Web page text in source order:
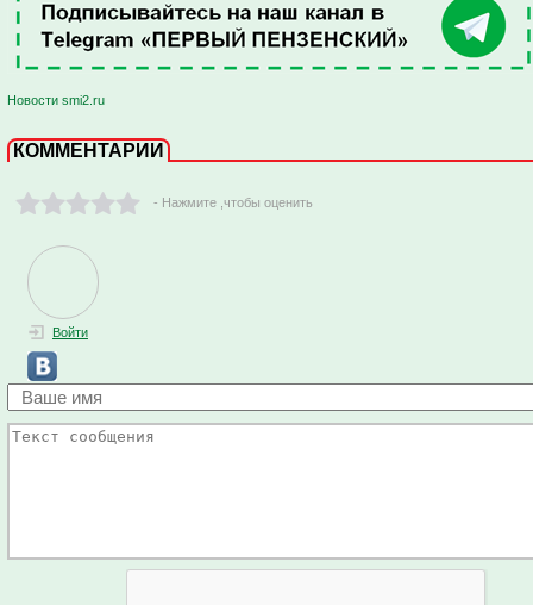
Новости smi2.ru
КОММЕНТАРИИ
- Нажмите ,чтобы оценить
Войти